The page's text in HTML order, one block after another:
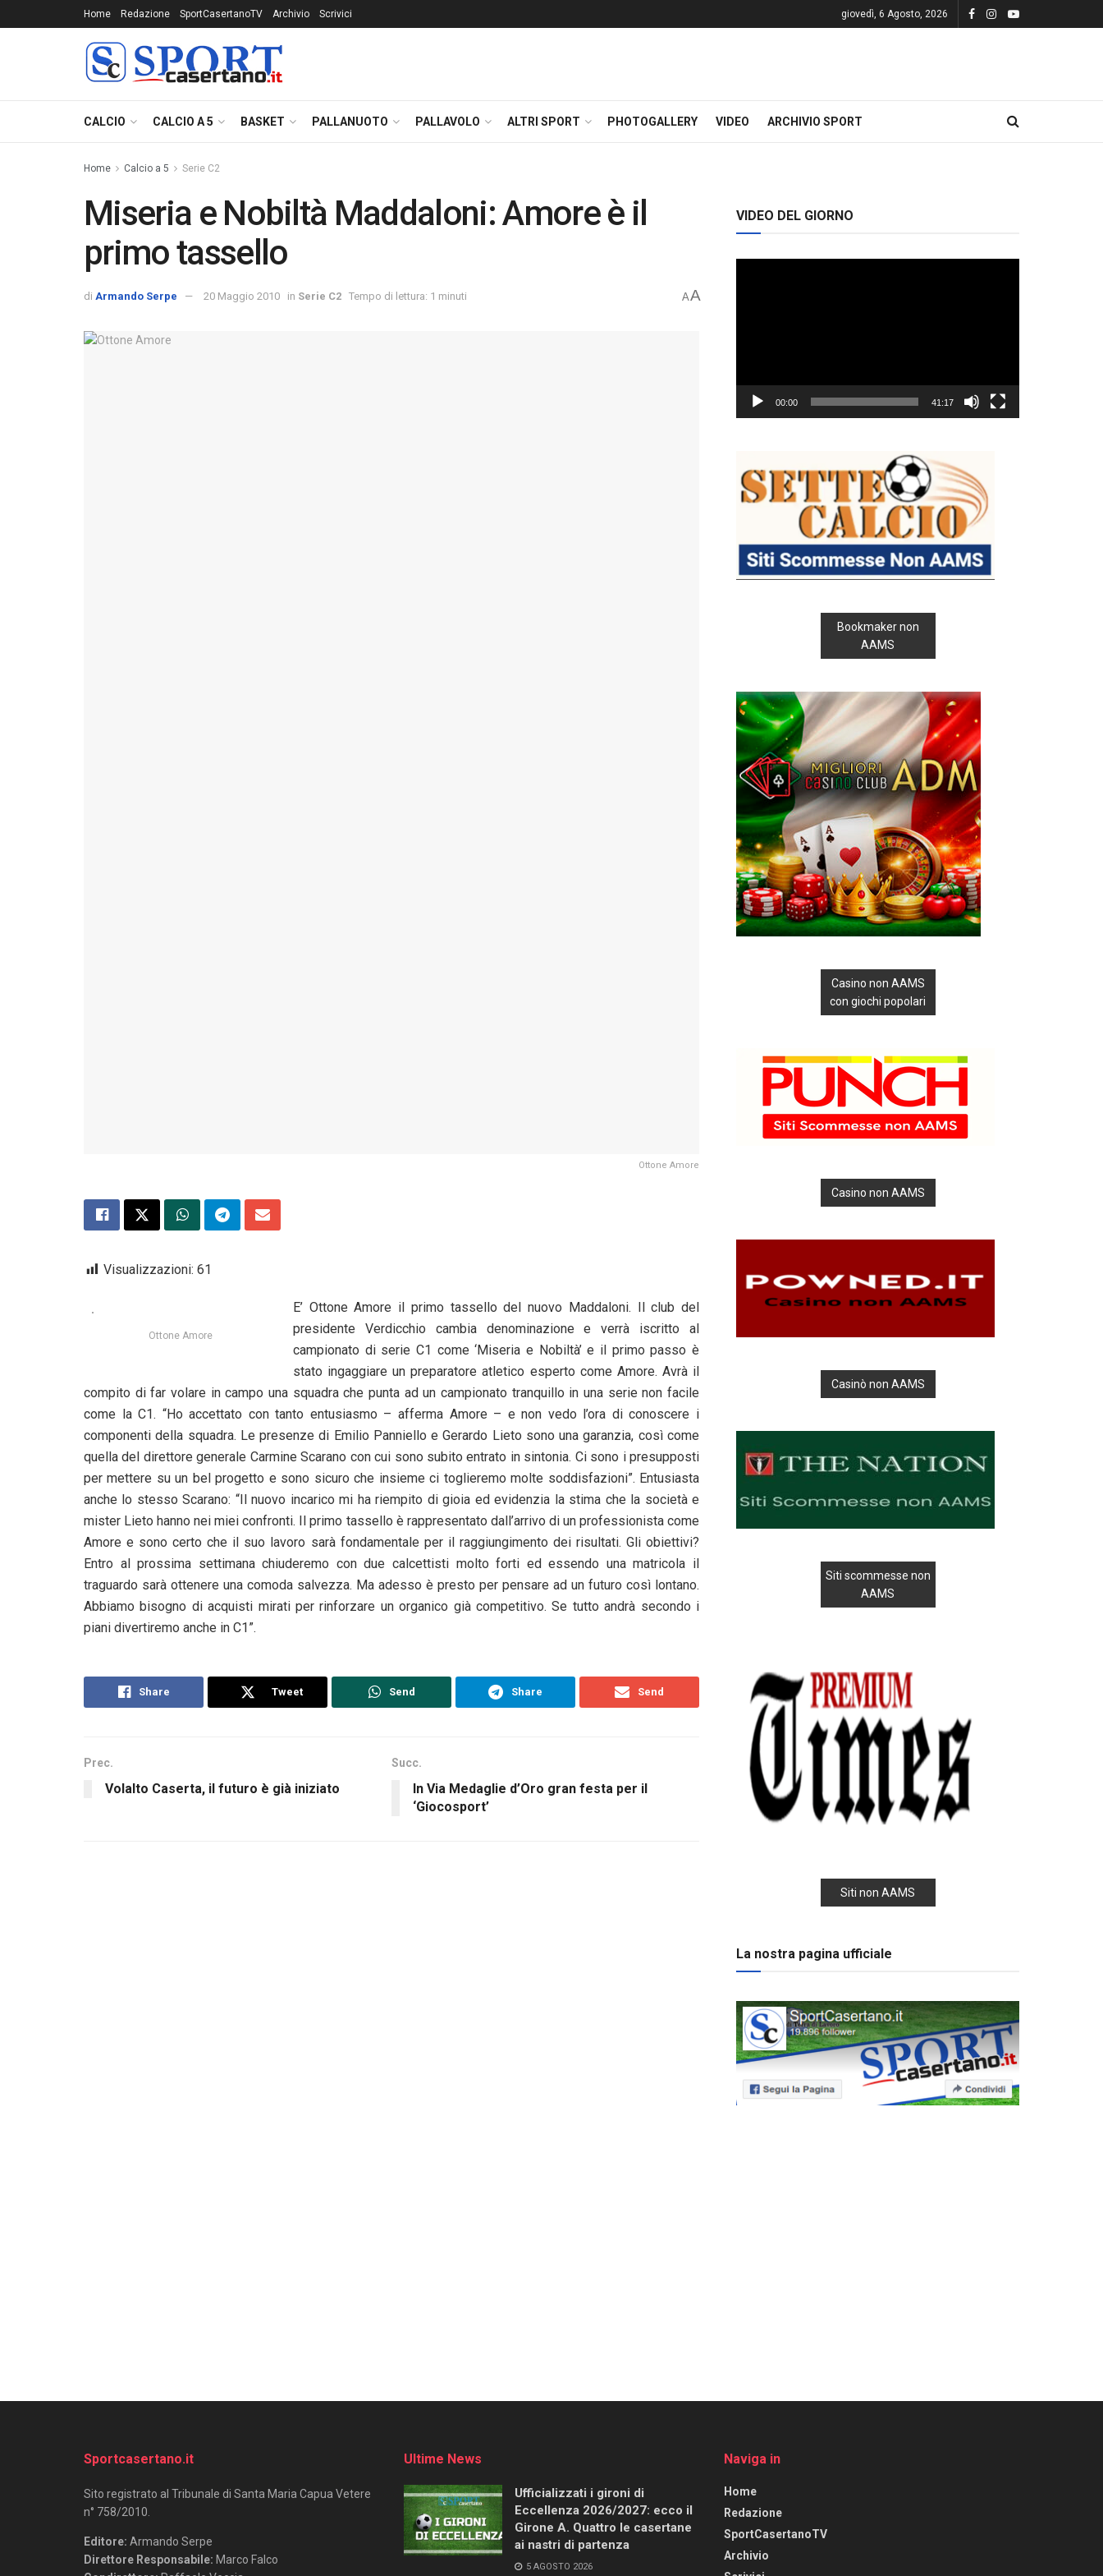
Home Redazione SportCasertanoTV Archivio Scrivici giovedì, 6 Agosto, 2026
CALCIO CALCIO A 5 BASKET PALLANUOTO PALLAVOLO ALTRI SPORT PHOTOGALLERY VIDEO ARCHIVIO SPORT
Home Calcio a 5 Serie C2
Miseria e Nobiltà Maddaloni: Amore è il
primo tassello
di Armando Serpe 20 Maggio 2010 in Serie C2 Tempo di lettura: 1 minuti AA
Ottone Amore
Visualizzazioni: 61
Ottone Amore
E’ Ottone Amore il primo tassello del nuovo Maddaloni. Il club del
presidente Verdicchio cambia denominazione e verrà iscritto al
campionato di serie C1 come ‘Miseria e Nobiltà’ e il primo passo è
stato ingaggiare un preparatore atletico esperto come Amore. Avrà il
compito di far volare in campo una squadra che punta ad un campionato tranquillo in una serie non facile
come la C1. “Ho accettato con tanto entusiasmo – afferma Amore – e non vedo l’ora di conoscere i
componenti della squadra. Le presenze di Emilio Panniello e Gerardo Lieto sono una garanzia, così come
quella del direttore generale Carmine Scarano con cui sono subito entrato in sintonia. Ci sono i presupposti
per mettere su un bel progetto e sono sicuro che insieme ci toglieremo molte soddisfazioni”. Entusiasta
anche lo stesso Scarano: “Il nuovo incarico mi ha riempito di gioia ed evidenzia la stima che la società e
mister Lieto hanno nei miei confronti. Il primo tassello è rappresentato dall’arrivo di un professionista come
Amore e sono certo che il suo lavoro sarà fondamentale per il raggiungimento dei risultati. Gli obiettivi?
Entro al prossima settimana chiuderemo con due calcettisti molto forti ed essendo una matricola il
traguardo sarà ottenere una comoda salvezza. Ma adesso è presto per pensare ad un futuro così lontano.
Abbiamo bisogno di acquisti mirati per rinforzare un organico già competitivo. Se tutto andrà secondo i
piani divertiremo anche in C1”.
Share Tweet Send Share Send
Prec.
Volalto Caserta, il futuro è già iniziato
Succ.
In Via Medaglie d’Oro gran festa per il
‘Giocosport’
VIDEO DEL GIORNO
00:00 41:17
Bookmaker non
AAMS
Casino non AAMS
con giochi popolari
Casino non AAMS
Casinò non AAMS
Siti scommesse non
AAMS
Siti non AAMS
La nostra pagina ufficiale
Sportcasertano.it
Sito registrato al Tribunale di Santa Maria Capua Vetere
n° 758/2010.
Editore: Armando Serpe
Direttore Responsabile: Marco Falco
Ultime News
Ufficializzati i gironi di
Eccellenza 2026/2027: ecco il
Girone A. Quattro le casertane
ai nastri di partenza
5 AGOSTO 2026
Naviga in
Home
Redazione
SportCasertanoTV
Archivio